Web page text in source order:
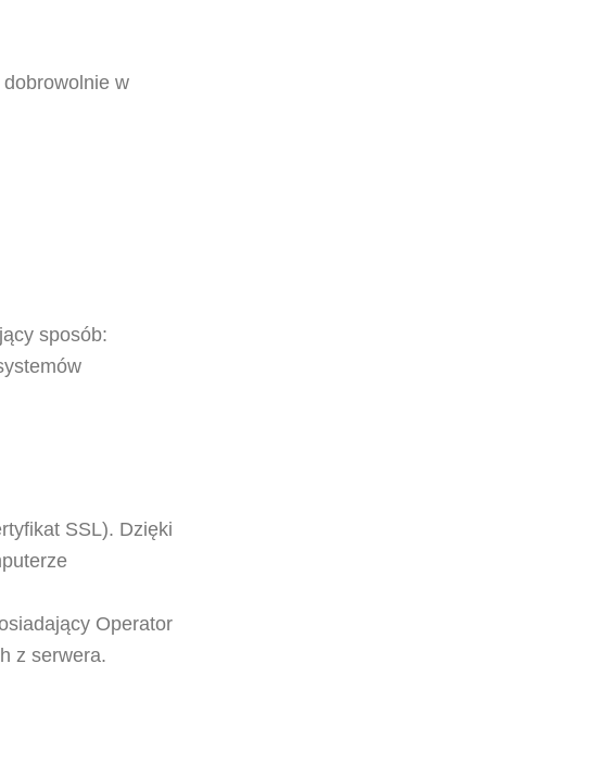
w
sposób:
SSL). Dzięki
Operator
z serwera.